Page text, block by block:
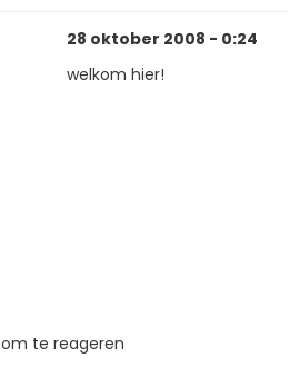
28 oktober 2008 - 0:24
welkom hier!
om te reageren